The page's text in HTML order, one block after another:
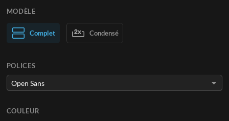
Normal Large
MODÈLE
Complet Condensé
POLICES
COULEUR